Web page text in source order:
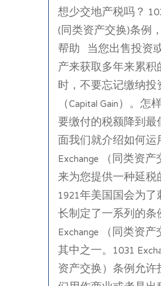
想少交地产税吗？
(同类资产交换)条例
帮助 当您出售投资
产来获取多年来累
时，不要忘记缴纳
（Capital Gain）。
要缴付的税额降到
面我们就介绍如何运
Exchange （同类资
来为您提供一种延税
1921年美国国会为
长制定了一系列的条
Exchange （同类资
其中之一。1031
资产交换）条例允